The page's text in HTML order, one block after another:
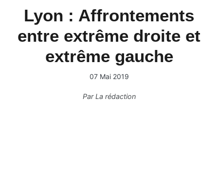
Lyon : Affrontements
entre extrême droite et
extrême gauche
07 Mai 2019
ParLa rédaction